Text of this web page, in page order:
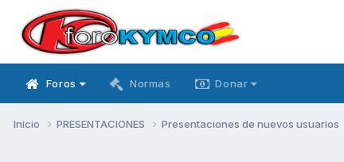
Foros Normas Donar
Inicio PRESENTACIONES Presentaciones de nuevos usuarios